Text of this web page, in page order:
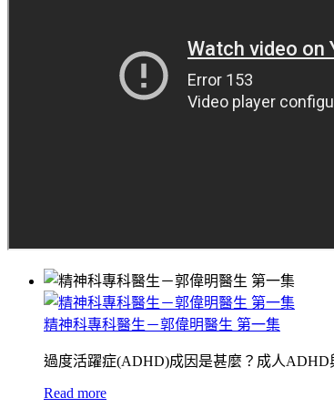
精神科專科醫生－郭偉明醫生 第一集
過度活躍症(ADHD)成因是甚麼？成人
Read more